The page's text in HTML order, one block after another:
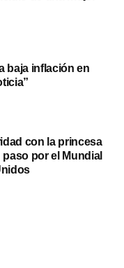
baja inflación en
con la princesa
por el Mundial